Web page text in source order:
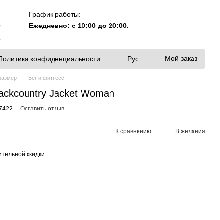
График работы:
Ежедневно: с 10:00 до 20:00.
конфиденциальности Рус Мой заказ
Бег и фитнесс
Jacket Woman
Оставить отзыв
К сравнению В желания
скидки